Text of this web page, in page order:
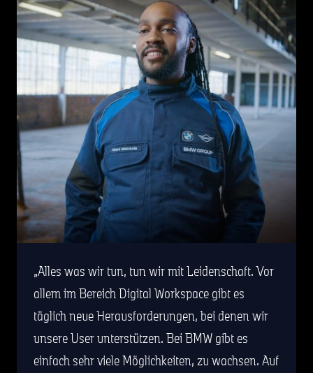
Alles was wir tun, tun wir mit Leidenschaft. Vor
allem im Bereich Digital Workspace gibt es
täglich neue Herausforderungen, bei denen wir
unsere User unterstützen. Bei BMW gibt es
einfach sehr viele Möglichkeiten, zu wachsen. Auf